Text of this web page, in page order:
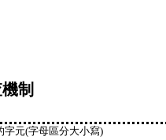
制
字元(字母區分大小寫)